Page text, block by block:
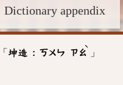
Dictionary appendix
「 坤造 : ㄎㄨㄣ ㄗㄠ
ˋ
」